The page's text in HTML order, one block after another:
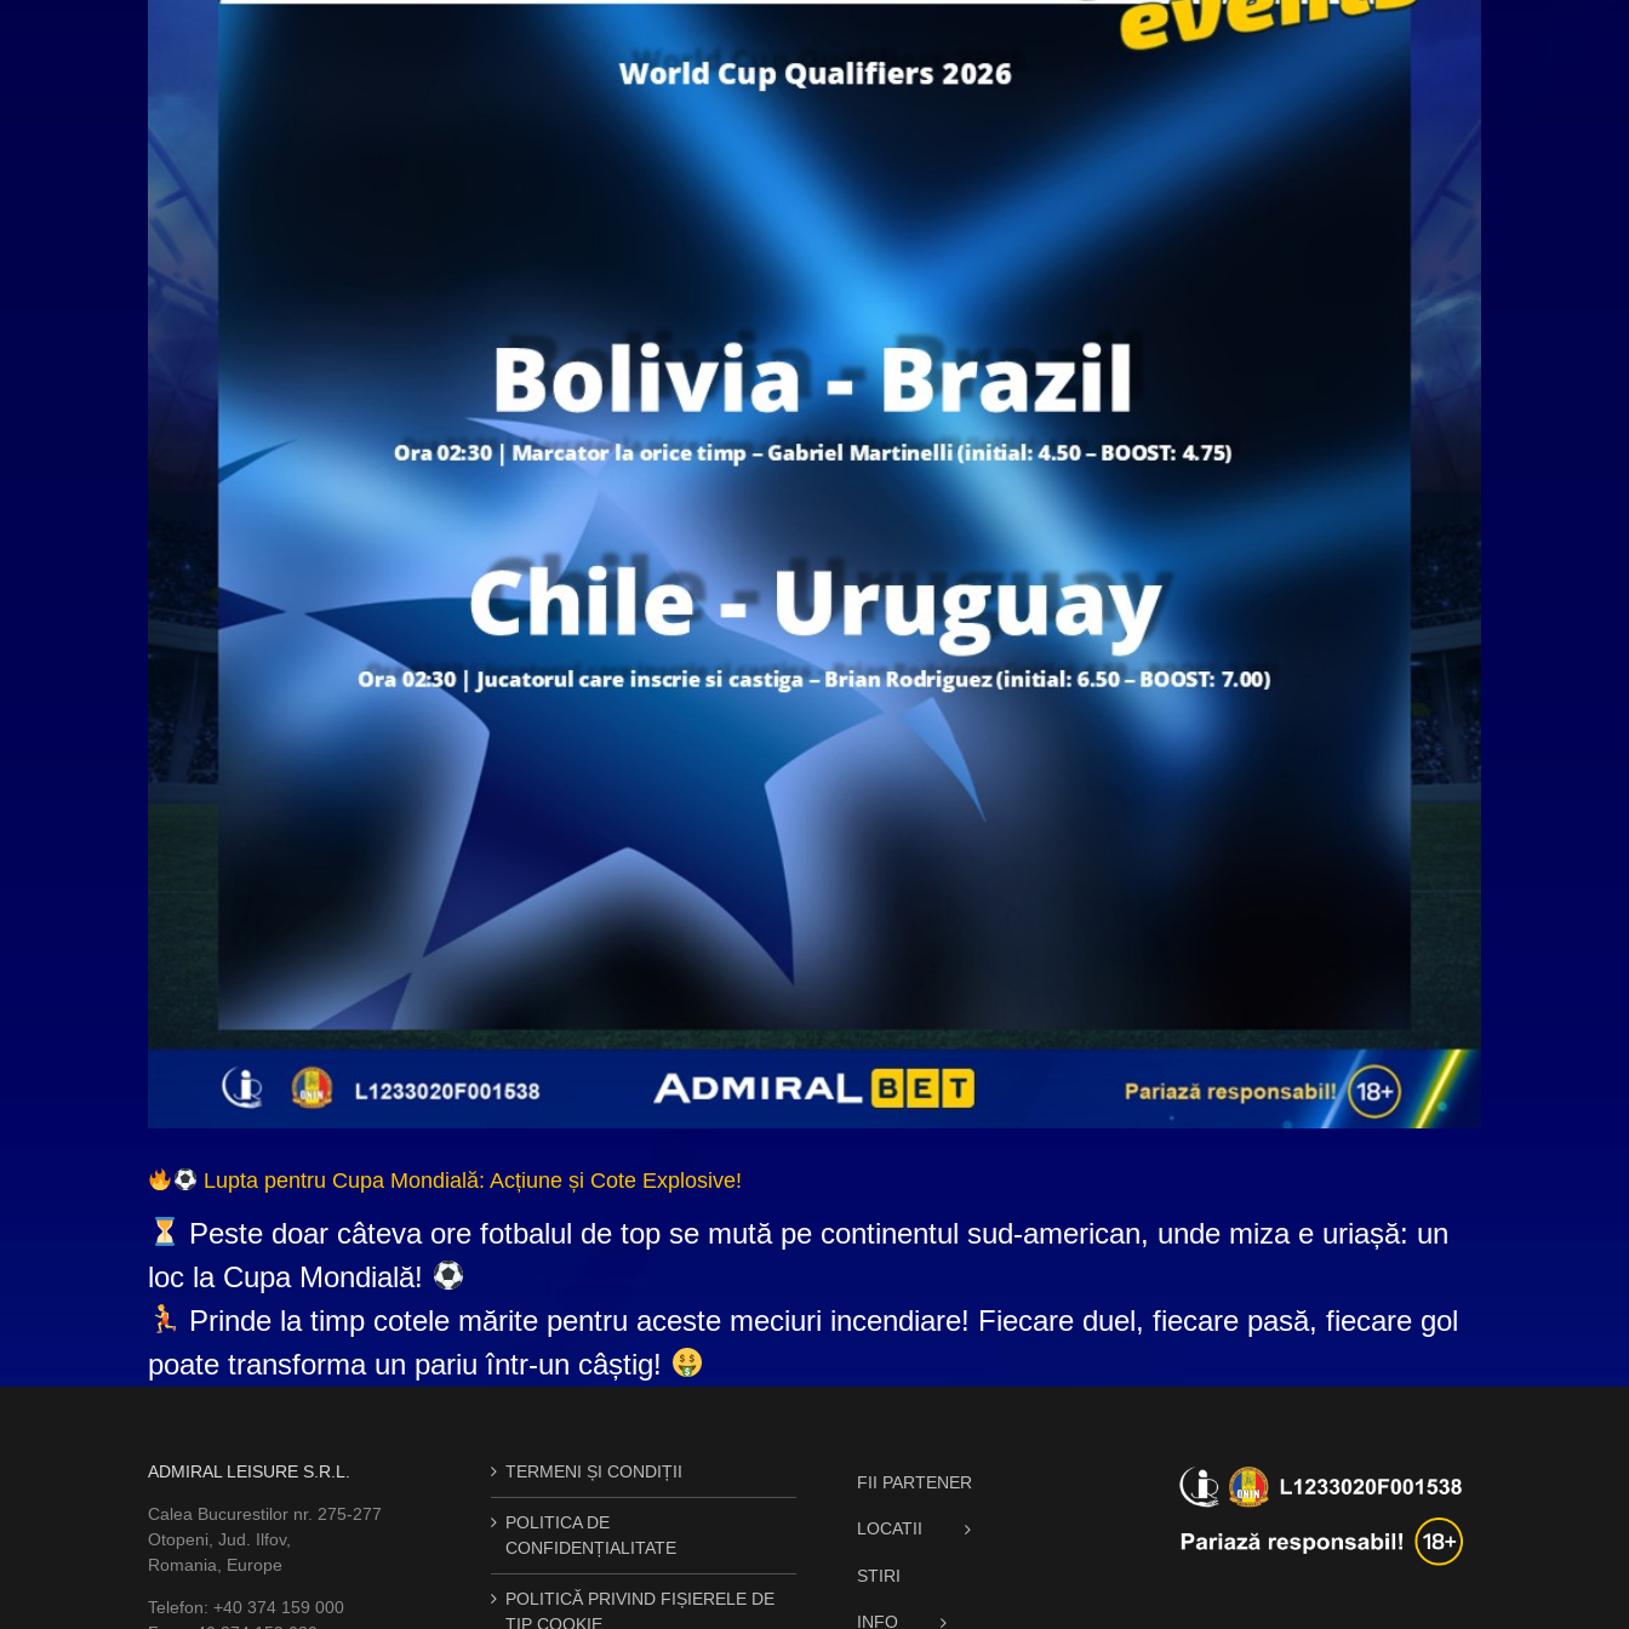
Lupta pentru Cupa Mondială: Acțiune și Cote Explosive!
Peste doar câteva ore fotbalul de top se mută pe continentul sud-american, unde miza e uriașă: un
loc la Cupa Mondială!
Prinde la timp cotele mărite pentru aceste meciuri incendiare! Fiecare duel, fiecare pasă, fiecare gol
poate transforma un pariu într-un câștig!
ADMIRAL LEISURE S.R.L.
Calea Bucurestilor nr. 275-277
Otopeni, Jud. Ilfov,
Romania, Europe
Telefon: +40 374 159 000
TERMENI ȘI CONDIȚII
POLITICA DE
CONFIDENȚIALITATE
POLITICĂ PRIVIND FIȘIERELE DE
TIP COOKIE
FII PARTENER
LOCATII
STIRI
INFO